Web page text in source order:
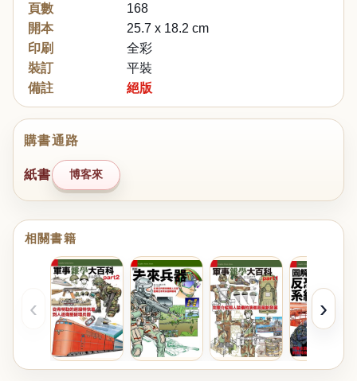
頁數
168
開本
25.7 x 18.2 cm
印刷
全彩
裝訂
平裝
備註
絕版
購書通路
紙書 博客來
相關書籍
‹ ›